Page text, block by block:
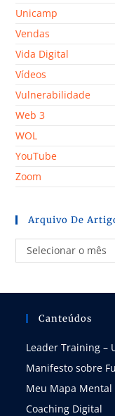
Unicamp
Vendas
Vida Digital
Vídeos
Vulnerabilidade
Web 3
WOL
YouTube
Zoom
Arquivo De
Selecionar o mês
Canteúdos
Leader Training –
Manifesto sobre
Meu Mapa Mental
Coaching Digital